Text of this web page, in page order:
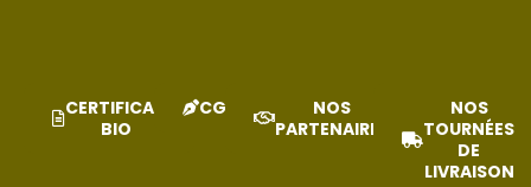
CERTIFICAT
BIO
CGV
NOS
PARTENAIRES
NOS
TOURNÉES
DE
LIVRAISON